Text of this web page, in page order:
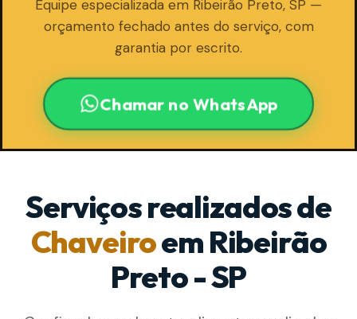
Equipe especializada em Ribeirão Preto, SP —
orçamento fechado antes do serviço, com
garantia por escrito.
Chamar no WhatsApp
Serviços realizados de
Chaveiroem Ribeirão
Preto - SP